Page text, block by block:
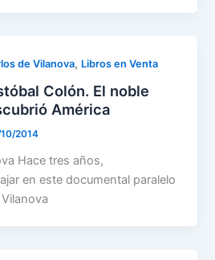
de Vilanova, Libros en Venta
Colón. El noble
América
2014
Hace tres años,
en este documental paralelo